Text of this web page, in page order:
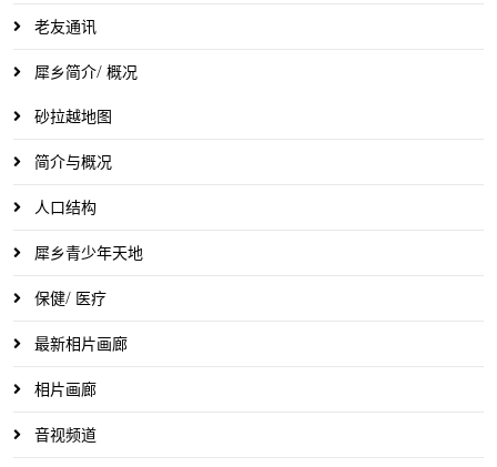
老友通讯
犀乡简介/ 概况
砂拉越地图
简介与概况
人口结构
犀乡青少年天地
保健/ 医疗
最新相片画廊
相片画廊
音视频道